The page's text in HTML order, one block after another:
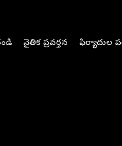
నైతిక ప్రవర్తన ఫిర్యాదుల